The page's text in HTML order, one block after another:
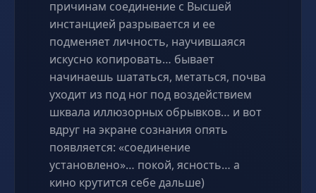
причинам соединение с Высшей
инстанцией разрывается и ее
подменяет личность, научившаяся
искусно копировать… бывает
начинаешь шататься, метаться, почва
уходит из под ног под воздействием
шквала иллюзорных обрывков… и вот
вдруг на экране сознания опять
появляется: «соединение
установлено»… покой, ясность… а
кино крутится себе дальше)